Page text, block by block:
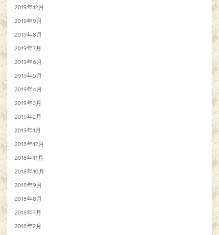
2019年12月
2019年9月
2019年8月
2019年7月
2019年6月
2019年5月
2019年4月
2019年3月
2019年2月
2019年1月
2018年12月
2018年11月
2018年10月
2018年9月
2018年8月
2018年7月
2018年2月